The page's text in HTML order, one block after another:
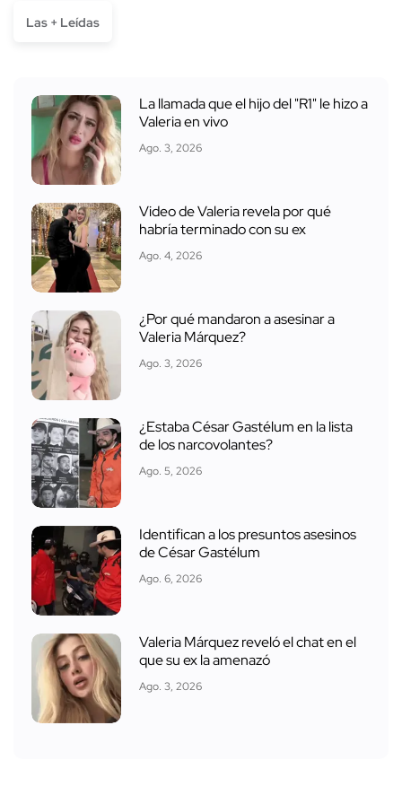
Las + Leídas
La llamada que el hijo del "R1" le hizo a
Valeria en vivo
Ago. 3, 2026
Video de Valeria revela por qué
habría terminado con su ex
Ago. 4, 2026
¿Por qué mandaron a asesinar a
Valeria Márquez?
Ago. 3, 2026
¿Estaba César Gastélum en la lista
de los narcovolantes?
Ago. 5, 2026
Identifican a los presuntos asesinos
de César Gastélum
Ago. 6, 2026
Valeria Márquez reveló el chat en el
que su ex la amenazó
Ago. 3, 2026